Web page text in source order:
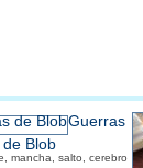
Guerras
de Blob
mancha, salto, cerebro